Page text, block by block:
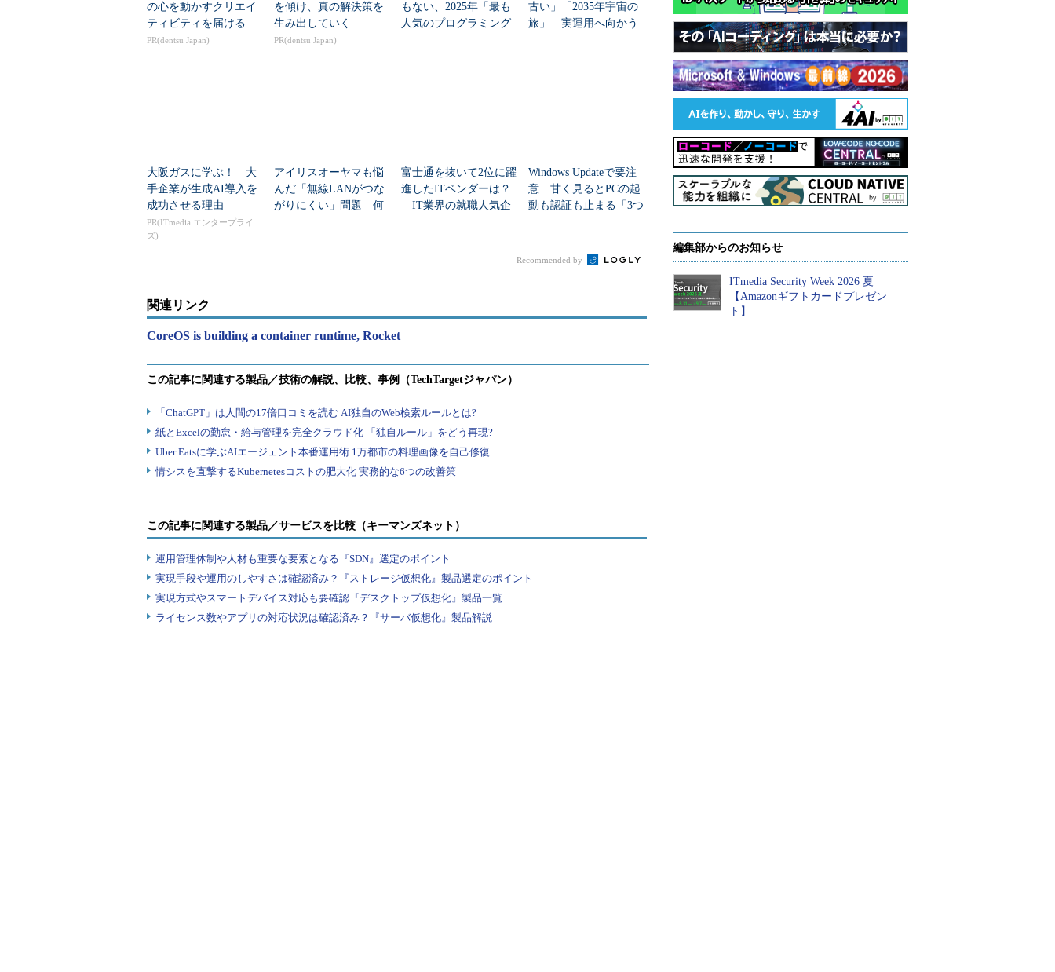
の心を動かすクリエイ
ティビティを届ける
PR(dentsu Japan)
を傾け、真の解決策を
生み出していく
PR(dentsu Japan)
もない、2025年「最も
人気のプログラミング
古い」「2035年宇宙の
旅」 実運用へ向かう
大阪ガスに学ぶ！ 大
手企業が生成AI導入を
成功させる理由
PR(ITmedia エンタープライ
ズ)
アイリスオーヤマも悩
んだ「無線LANがつな
がりにくい」問題 何
富士通を抜いて2位に躍
進したITベンダーは？
IT業界の就職人気企
Windows Updateで要注
意 甘く見るとPCの起
動も認証も止まる「3つ
Recommended by
関連リンク
CoreOS is building a container runtime, Rocket
この記事に関連する製品／サービスを比較（キーマンズネット）
運用管理体制や人材も重要な要素となる『SDN』選定のポイント
実現手段や運用のしやすさは確認済み？『ストレージ仮想化』製品選定のポイント
実現方式やスマートデバイス対応も要確認『デスクトップ仮想化』製品一覧
ライセンス数やアプリの対応状況は確認済み？『サーバ仮想化』製品解説
編集部からのお知らせ
ITmedia Security Week 2026 夏
【Amazonギフトカードプレゼン
ト】